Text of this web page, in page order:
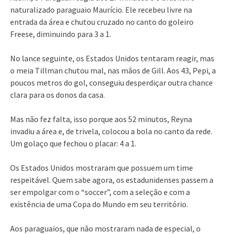
naturalizado paraguaio Maurício. Ele recebeu livre na
entrada da área e chutou cruzado no canto do goleiro
Freese, diminuindo para 3 a 1.
No lance seguinte, os Estados Unidos tentaram reagir, mas
o meia Tillman chutou mal, nas mãos de Gill. Aos 43, Pepi, a
poucos metros do gol, conseguiu desperdiçar outra chance
clara para os donos da casa.
Mas não fez falta, isso porque aos 52 minutos, Reyna
invadiu a área e, de trivela, colocou a bola no canto da rede.
Um golaço que fechou o placar: 4 a 1.
Os Estados Unidos mostraram que possuem um time
respeitável. Quem sabe agora, os estadunidenses passem a
ser empolgar com o “soccer”, com a seleção e com a
existência de uma Copa do Mundo em seu território.
Aos paraguaios, que não mostraram nada de especial, o